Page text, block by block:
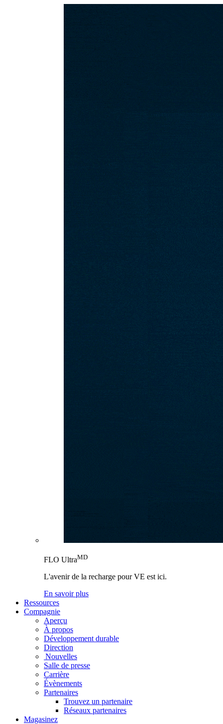
FLO UltraMD
L'avenir de la recharge pour VE est ici.
En savoir plus
Ressources
Compagnie
Aperçu
À propos
Développement durable
Direction
Nouvelles
Salle de presse
Carrière
Évènements
Partenaires
Trouvez un partenaire
Réseaux partenaires
Magasinez